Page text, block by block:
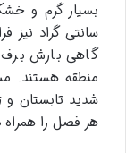
سانتی گراد نیز
گاهی بارش
منطقه هستند.
شدید تابستان و
هر فصل را همراه